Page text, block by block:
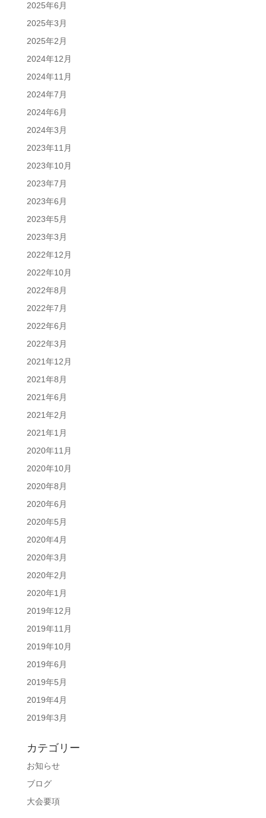
2025年6月
2025年3月
2025年2月
2024年12月
2024年11月
2024年7月
2024年6月
2024年3月
2023年11月
2023年10月
2023年7月
2023年6月
2023年5月
2023年3月
2022年12月
2022年10月
2022年8月
2022年7月
2022年6月
2022年3月
2021年12月
2021年8月
2021年6月
2021年2月
2021年1月
2020年11月
2020年10月
2020年8月
2020年6月
2020年5月
2020年4月
2020年3月
2020年2月
2020年1月
2019年12月
2019年11月
2019年10月
2019年6月
2019年5月
2019年4月
2019年3月
カテゴリー
お知らせ
ブログ
大会要項